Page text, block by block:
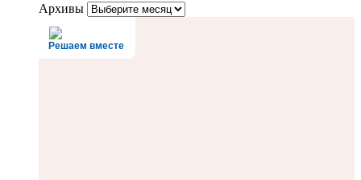
Архивы
Решаем вместе